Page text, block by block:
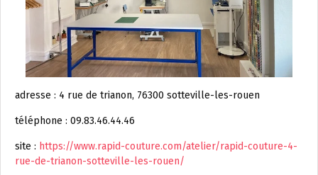
adresse : 4 rue de trianon, 76300 sotteville-les-rouen
téléphone : 09.83.46.44.46
site : https://www.rapid-couture.com/atelier/rapid-couture-4-
rue-de-trianon-sotteville-les-rouen/